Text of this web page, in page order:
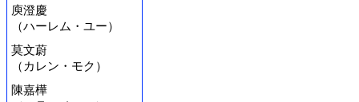
庾澄慶
（ハーレム・ユー）
莫文蔚
（カレン・モク）
陳嘉樺